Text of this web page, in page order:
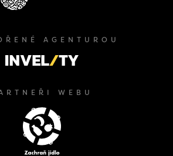
AGENTUROU
WEBU